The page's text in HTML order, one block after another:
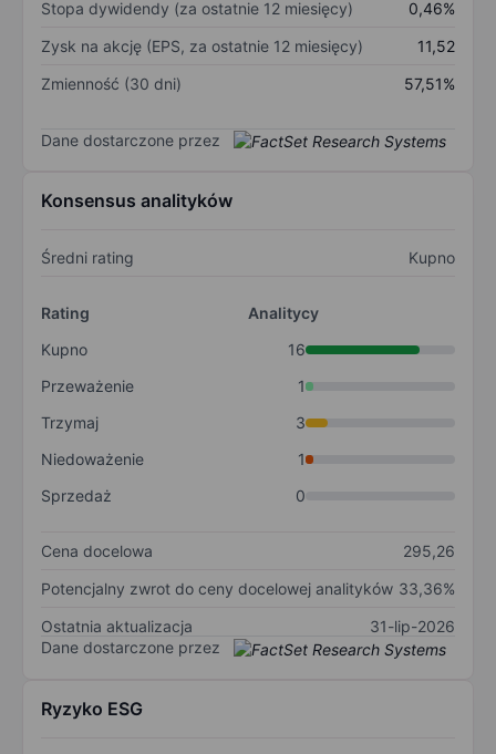
Stopa dywidendy (za ostatnie 12 miesięcy)
0,46%
Zysk na akcję (EPS, za ostatnie 12 miesięcy)
11,52
Zmienność (30 dni)
57,51%
Dane dostarczone przez
Konsensus analityków
Średni rating Kupno
Rating
Analitycy
Kupno
16
Przeważenie
1
Trzymaj
3
Niedoważenie
1
Sprzedaż
0
Cena docelowa
295,26
Potencjalny zwrot do ceny docelowej analityków 33,36%
Ostatnia aktualizacja
31-lip-2026
Dane dostarczone przez
Ryzyko ESG